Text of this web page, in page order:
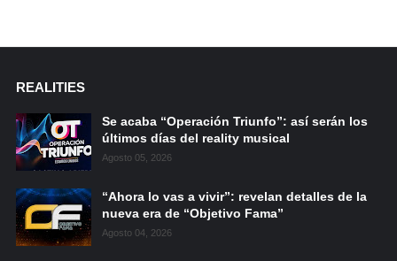
REALITIES
Se acaba “Operación Triunfo”: así serán los
últimos días del reality musical
Agosto 05, 2026
“Ahora lo vas a vivir”: revelan detalles de la
nueva era de “Objetivo Fama”
Agosto 04, 2026